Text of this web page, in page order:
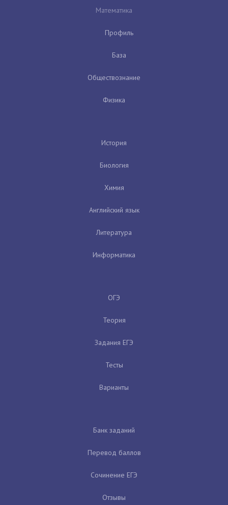
Математика
Профиль
База
Обществознание
Физика
История
Биология
Химия
Английский язык
Литература
Информатика
ОГЭ
Теория
Задания ЕГЭ
Тесты
Варианты
Банк заданий
Перевод баллов
Сочинение ЕГЭ
Отзывы